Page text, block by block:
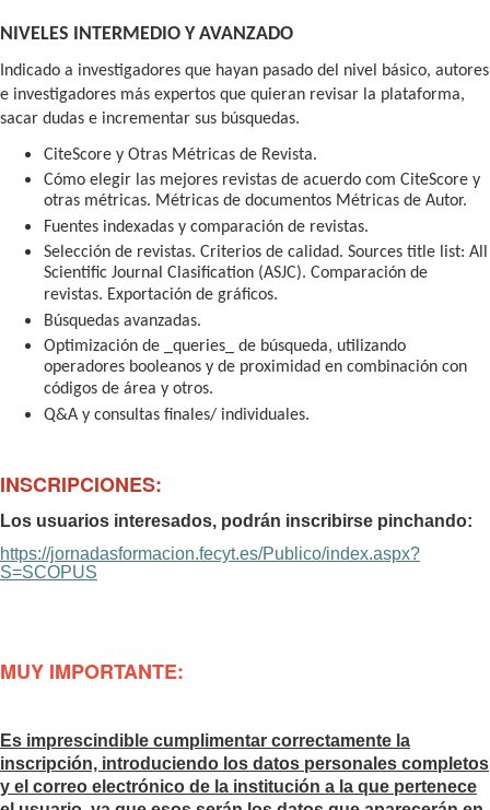
NIVELES INTERMEDIO Y AVANZADO
Indicado a investigadores que hayan pasado del nivel básico, autores
e investigadores más expertos que quieran revisar la plataforma,
sacar dudas e incrementar sus búsquedas.
CiteScore y Otras Métricas de Revista.
Cómo elegir las mejores revistas de acuerdo com CiteScore y
otras métricas. Métricas de documentos Métricas de Autor.
Fuentes indexadas y comparación de revistas.
Selección de revistas. Criterios de calidad. Sources title list: All
Scientific Journal Clasification (ASJC). Comparación de
revistas. Exportación de gráficos.
Búsquedas avanzadas.
Optimización de _queries_ de búsqueda, utilizando
operadores booleanos y de proximidad en combinación con
códigos de área y otros.
Q&A y consultas finales/ individuales.
INSCRIPCIONES:
Los usuarios interesados, podrán inscribirse pinchando:
https://jornadasformacion.fecyt.es/Publico/index.aspx?
S=SCOPUS
MUY IMPORTANTE:
Es imprescindible cumplimentar correctamente la
inscripción, introduciendo los datos personales completos
y el correo electrónico de la institución a la que pertenece